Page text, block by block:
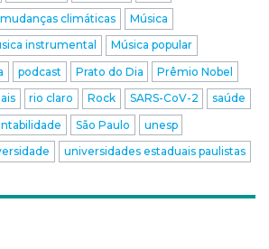
mudanças climáticas
Música
instrumental
Música popular
podcast Prato do Dia
Prêmio Nobel
rio claro Rock SARS-CoV-2
saúde
São Paulo
unesp
universidades estaduais paulistas